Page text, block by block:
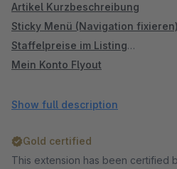
Artikel Kurzbeschreibung
Sticky Menü (Navigation fixieren)
Staffelpreise im Listing
Mein Konto Flyout
Linke Spalte / Menü Startseite
Lagerbestand Benachrichtigung
Merkzettel entfernen /
Show full description
Gold certified
This extension has been certified